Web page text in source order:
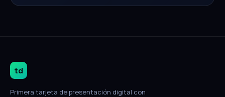
td
Primera tarjeta de presentación digital con